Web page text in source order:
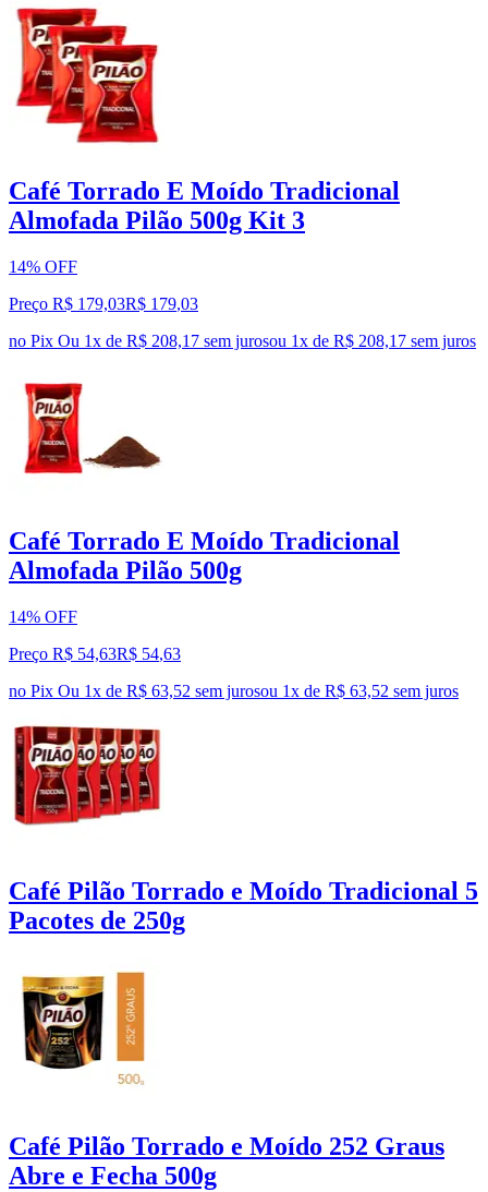
Café Torrado E Moído Tradicional
Almofada Pilão 500g Kit 3
14% OFF
Preço R$ 179,03R$ 179,03
no Pix Ou 1x de R$ 208,17 sem jurosou 1x de R$ 208,17 sem juros
Café Torrado E Moído Tradicional
Almofada Pilão 500g
14% OFF
Preço R$ 54,63R$ 54,63
no Pix Ou 1x de R$ 63,52 sem jurosou 1x de R$ 63,52 sem juros
Café Pilão Torrado e Moído Tradicional 5
Pacotes de 250g
Café Pilão Torrado e Moído 252 Graus
Abre e Fecha 500g